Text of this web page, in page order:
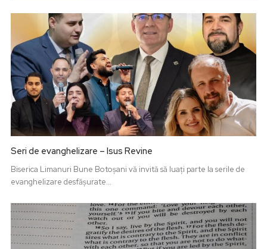
Seri de evanghelizare – Isus Revine
Biserica Limanuri Bune Botoșani vă invită să luați parte la serile de
evanghelizare desfășurate...